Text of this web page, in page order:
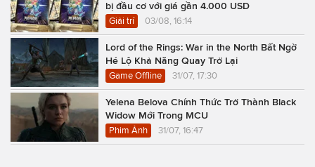
bị đầu cơ với giá gần 4.000 USD
Giải trí 03/08, 16:14
Lord of the Rings: War in the North Bất Ngờ
Hé Lộ Khả Năng Quay Trở Lại
Game Offline 31/07, 17:30
Yelena Belova Chính Thức Trở Thành Black
Widow Mới Trong MCU
Phim Ảnh 31/07, 16:47